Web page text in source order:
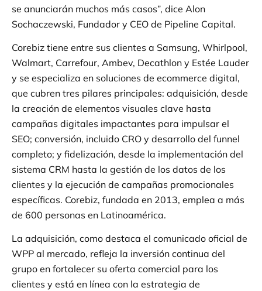
se anunciarán muchos más casos”, dice Alon
Sochaczewski, Fundador y CEO de Pipeline Capital.
Corebiz tiene entre sus clientes a Samsung, Whirlpool,
Walmart, Carrefour, Ambev, Decathlon y Estée Lauder
y se especializa en soluciones de ecommerce digital,
que cubren tres pilares principales: adquisición, desde
la creación de elementos visuales clave hasta
campañas digitales impactantes para impulsar el
SEO; conversión, incluido CRO y desarrollo del funnel
completo; y fidelización, desde la implementación del
sistema CRM hasta la gestión de los datos de los
clientes y la ejecución de campañas promocionales
específicas. Corebiz, fundada en 2013, emplea a más
de 600 personas en Latinoamérica.
La adquisición, como destaca el comunicado oficial de
WPP al mercado, refleja la inversión continua del
grupo en fortalecer su oferta comercial para los
clientes y está en línea con la estrategia de